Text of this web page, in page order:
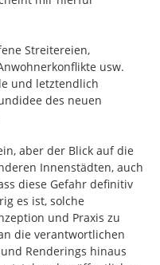
Streitereien,
usw.
und letztendlich
des neuen
Innenstädten, auch
diese Gefahr definitiv
es ist, solche
und Praxis zu
die verantwortlichen
Renderings hinaus